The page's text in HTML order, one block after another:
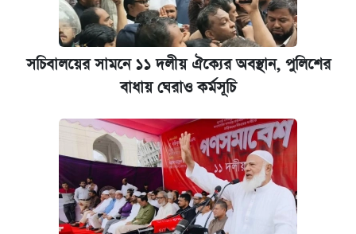
সচিবালয়ের সামনে ১১ দলীয় ঐক্যের অবস্থান, পুলিশের
বাধায় ঘেরাও কর্মসূচি